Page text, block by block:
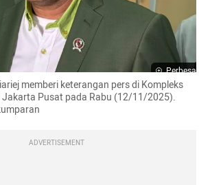
Perbesar
memberi keterangan pers di Kompleks
Jakarta Pusat pada Rabu (12/11/2025).
ADVERTISEMENT